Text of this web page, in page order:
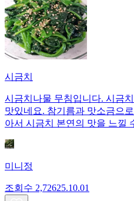
시금치
시금치나물 무침입니다. 시금
맛있네요. 참기름과 맛소금으
아서 시금치 본연의 맛을 느낄
미니정
조회수 2,72625.10.01